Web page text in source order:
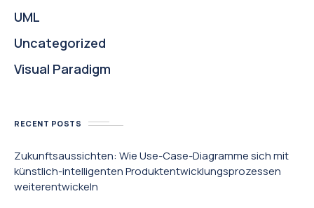
UML
Uncategorized
Visual Paradigm
RECENT POSTS
Zukunftsaussichten: Wie Use-Case-Diagramme sich mit
künstlich-intelligenten Produktentwicklungsprozessen
weiterentwickeln